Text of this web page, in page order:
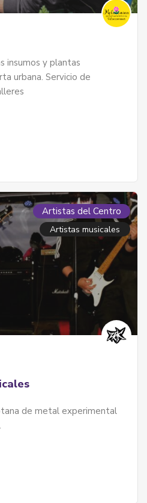
insumos y plantas
urbana. Servicio de
Artistas del Centro
Artistas musicales
de metal experimental